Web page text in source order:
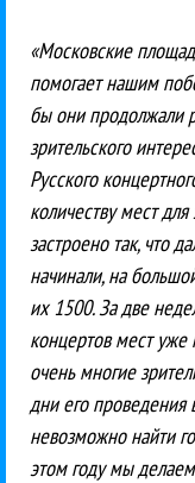
«Московские
помогает нашим
бы они продолжали
зрительского
Русского
количеству мест
застроено так, что
начинали, на
их 1500. За две
концертов мест уже
очень многие
дни его проведения
невозможно найти
этом году мы